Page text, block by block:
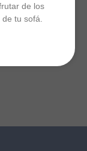
de los
tu sofá.